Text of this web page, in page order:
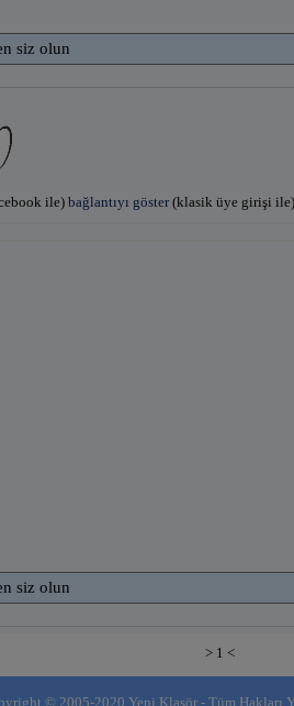
siz olun
ile) bağlantıyı göster(klasik üye girişi ile)
siz olun
> 1 <
© 2005-2020 Yeni Klasör - Tüm Hakları